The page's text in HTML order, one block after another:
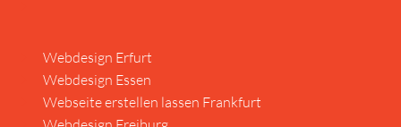
Webdesign Erfurt
Webdesign Essen
Webseite erstellen lassen Frankfurt